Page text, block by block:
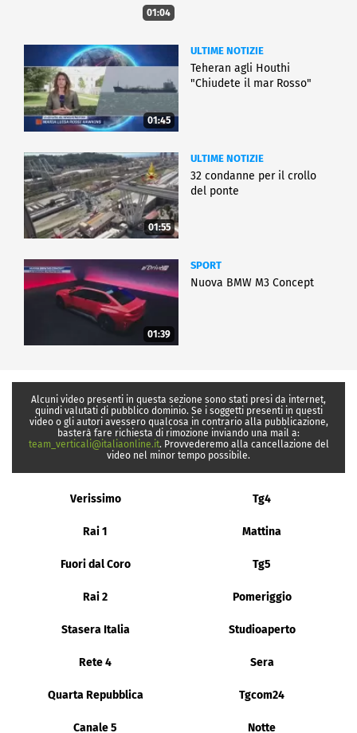
01:04
01:45
ULTIME NOTIZIE
Teheran agli Houthi
"Chiudete il mar Rosso"
01:55
ULTIME NOTIZIE
32 condanne per il crollo
del ponte
01:39
SPORT
Nuova BMW M3 Concept
Alcuni video presenti in questa sezione sono stati presi da internet,
quindi valutati di pubblico dominio. Se i soggetti presenti in questi
video o gli autori avessero qualcosa in contrario alla pubblicazione,
basterà fare richiesta di rimozione inviando una mail a:
team_verticali@italiaonline.it. Provvederemo alla cancellazione del
video nel minor tempo possibile.
Verissimo Tg4
Rai 1 Mattina
Fuori dal Coro Tg5
Rai 2 Pomeriggio
Stasera Italia Studioaperto
Rete 4 Sera
Quarta Repubblica Tgcom24
Canale 5 Notte